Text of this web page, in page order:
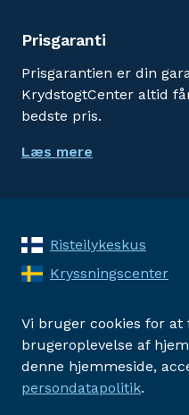
Prisgaranti
Prisgarantien er din
KrydstogtCenter altid
bedste pris.
Læs mere
Risteilykeskus
Kryssningscenter
Vi bruger cookies for at
brugeroplevelse af
denne hjemmeside,
persondatapolitik.